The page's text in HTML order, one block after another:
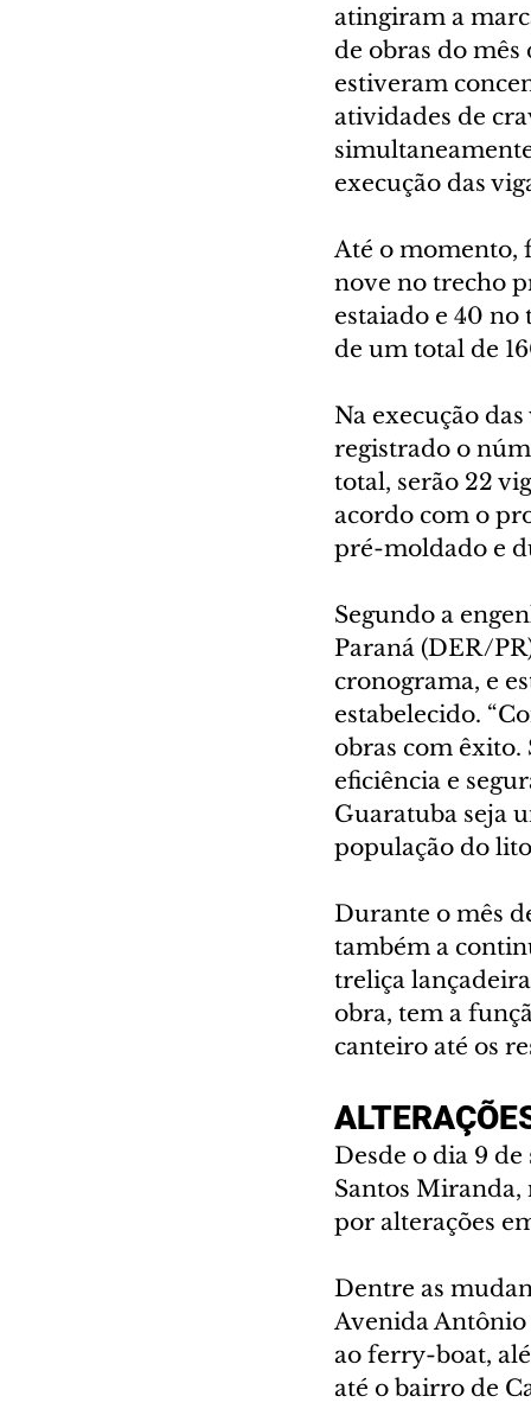
atingiram a
de obras do
estiveram
atividades de
execução das
Até o momento,
nove no trecho
estaiado e 40
de um total de
Na execução
registrado o
total, serão 22
acordo com o
pré-moldado e
Segundo a
Paraná (DER/
cronograma, e
estabelecido.
obras com êxito.
eficiência e
Guaratuba seja
população do
Durante o mês
também a
treliça
obra, tem a
canteiro até os
Desde o dia 9
Santos Miranda,
por alterações
Dentre as
Avenida Antônio
ao ferry-boat,
até o bairro de